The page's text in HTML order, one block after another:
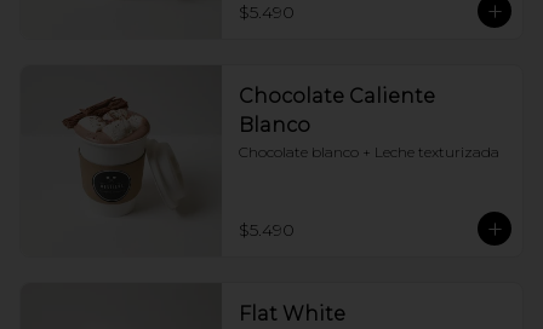
$5.490
Chocolate Caliente
Blanco
Chocolate blanco + Leche texturizada
$5.490
Flat White